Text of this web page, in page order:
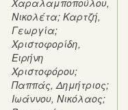
Χαραλαμποπούλου,
Νικολέτα; Καρτζή,
Γεωργία;
Χριστοφορίδη,
Ειρήνη
Χριστοφόρου;
Παππάς, Δημήτριος;
Ιωάννου, Νικόλαος;